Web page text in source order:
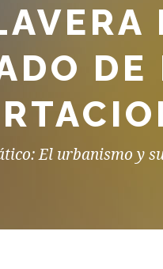
El urbanismo y